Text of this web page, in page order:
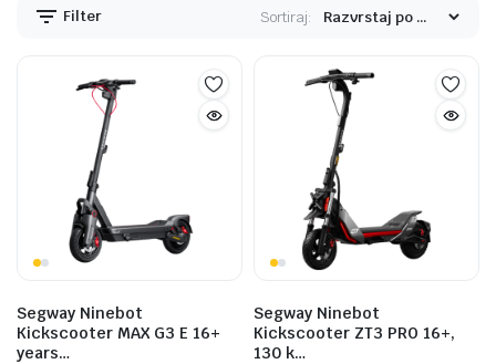
Filter Sortiraj:
Segway Ninebot
Kickscooter MAX G3 E 16+
years…
Segway Ninebot
Kickscooter ZT3 PRO 16+,
130 k…